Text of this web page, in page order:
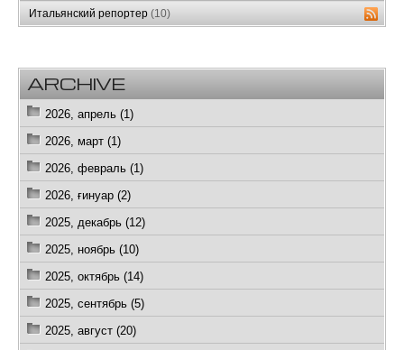
Итальянский репортер (10)
ARCHIVE
2026, апрель (1)
2026, март (1)
2026, февраль (1)
2026, ғинуар (2)
2025, декабрь (12)
2025, ноябрь (10)
2025, октябрь (14)
2025, сентябрь (5)
2025, август (20)